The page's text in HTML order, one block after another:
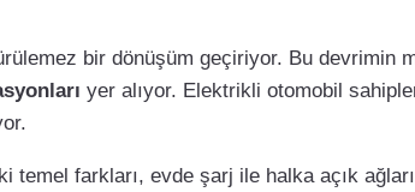
bir dönüşüm geçiriyor. Bu devrimin
yer alıyor. Elektrikli otomobil
temel farkları, evde şarj ile halka açık